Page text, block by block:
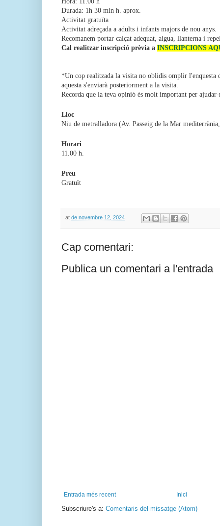
Durada: 1h 30 min h. aprox.
Activitat gratuïta
Activitat adreçada a adults i infants majors de nou anys.
Recomanem portar calçat adequat, aigua, llanterna i
Cal realitzar inscripció prèvia a INSCRIPCIONS
*Un cop realitzada la visita no oblidis omplir l'enquesta
aquesta s'enviarà posteriorment a la visita.
Recorda que la teva opinió és molt important per
Lloc
Niu de metralladora (Av. Passeig de la Mar
Horari
11.00 h.
Preu
Gratuït
at de novembre 12, 2024
Cap comentari:
Publica un comentari a l'entrada
Entrada més recent Inici
Subscriure's a: Comentaris del missatge (Atom)